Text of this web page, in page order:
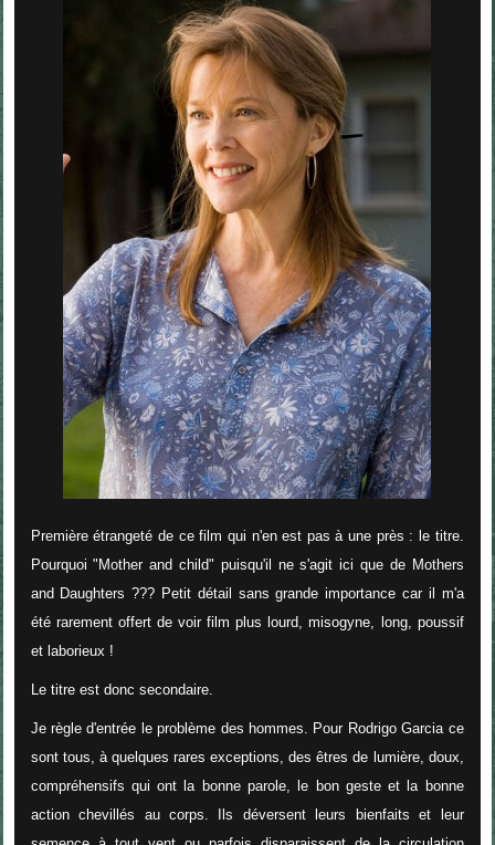
Première étrangeté de ce film qui n'en est pas à une près : le titre.
Pourquoi "Mother and child" puisqu'il ne s'agit ici que de Mothers
and Daughters ??? Petit détail sans grande importance car il m'a
été rarement offert de voir film plus lourd, misogyne, long, poussif
et laborieux !
Le titre est donc secondaire.
Je règle d'entrée le problème des hommes. Pour Rodrigo Garcia ce
sont tous, à quelques rares exceptions, des êtres de lumière, doux,
compréhensifs qui ont la bonne parole, le bon geste et la bonne
action chevillés au corps. Ils déversent leurs bienfaits et leur